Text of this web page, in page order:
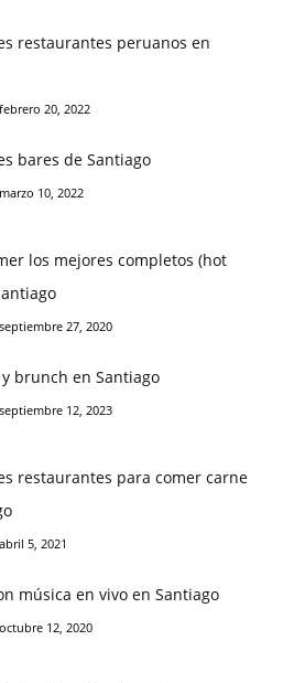
restaurantes peruanos en
20, 2022
bares de Santiago
10, 2022
los mejores completos (hot
27, 2020
brunch en Santiago
12, 2023
restaurantes para comer carne
5, 2021
música en vivo en Santiago
12, 2020